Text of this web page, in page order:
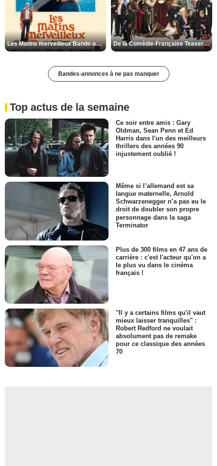
Les Matins merveilleux Bande-annonce VF De la Comédie-Française Teaser VF
Bandes-annonces à ne pas manquer
Top actus de la semaine
Ce soir entre amis : Gary
Oldman, Sean Penn et Ed
Harris dans l'un des meilleurs
thrillers des années 90
injustement oublié !
Même si l’allemand est sa
langue maternelle, Arnold
Schwarzenegger n’a pas eu le
droit de doubler son propre
personnage dans la saga
Terminator
Plus de 300 films en 47 ans de
carrière : c'est l'acteur qu'on a
le plus vu dans le cinéma
français !
"Il y a certains films qu'il vaut
mieux laisser tranquilles" :
Robert Redford ne voulait
absolument pas de remake
pour ce classique des années
70